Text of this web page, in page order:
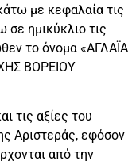
με κεφαλαία τις
σε ημικύκλιο τις
το όνομα «ΑΓΛΑΪΑ
ΒΟΡΕΙΟΥ
τις αξίες του
Αριστεράς, εφόσον
από την